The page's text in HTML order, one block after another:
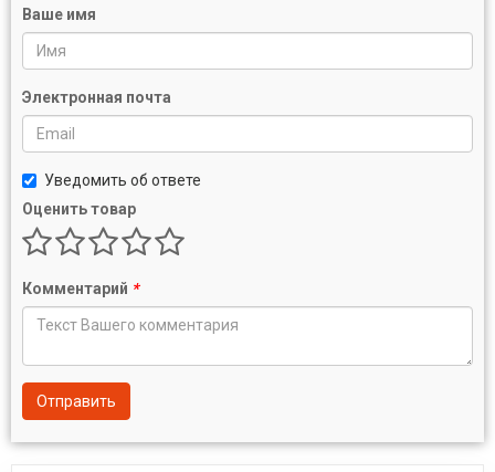
Ваше имя
Электронная почта
Уведомить об ответе
Оценить товар
Комментарий *
Отправить